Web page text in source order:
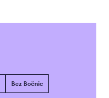
Bez Bočnic